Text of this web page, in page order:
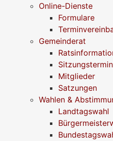
Online-Dienste
Formulare
Gemeinderat
Mitglieder
Satzungen
Wahlen &
Landtagswahl